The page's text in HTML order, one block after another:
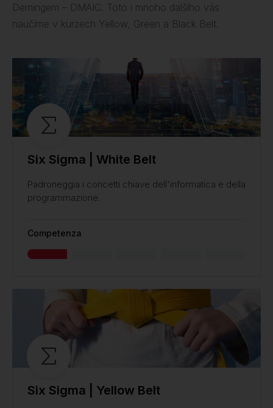
Demingem – DMAIC. Toto i mnoho dalšího vás
naučíme v kurzech Yellow, Green a Black Belt.
Six Sigma | White Belt
Padroneggia i concetti chiave dell'informatica e della
programmazione.
Competenza
Six Sigma | Yellow Belt